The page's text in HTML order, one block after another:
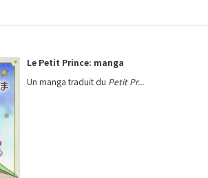
Le Petit Prince: manga
Un manga traduit du Petit Pr...